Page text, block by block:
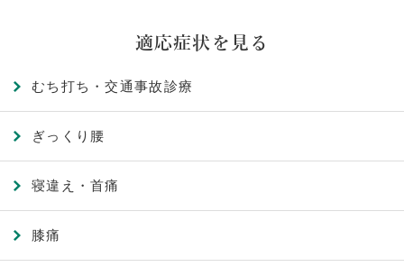
適応症状を見る
むち打ち・交通事故診療
ぎっくり腰
寝違え・首痛
膝痛